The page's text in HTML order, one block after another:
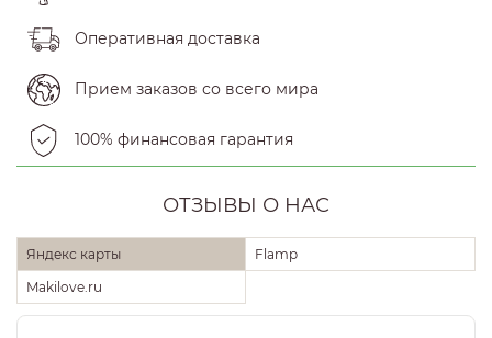
Оперативная доставка
Прием заказов со всего мира
100% финансовая гарантия
ОТЗЫВЫ О НАС
Яндекс карты
Flamp
Makilove.ru